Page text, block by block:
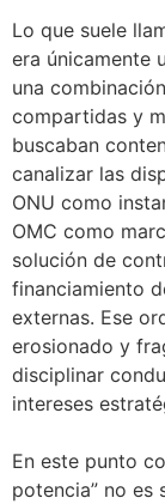
Lo que suele
era únicamente
una
compartidas y
buscaban
canalizar las
ONU como
OMC como
solución de
financiamiento
externas. Ese
erosionado y
disciplinar
intereses
En este punto
potencia” no es